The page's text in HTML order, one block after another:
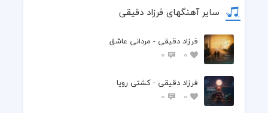
سایر آهنگهای فرزاد دقیقی
فرزاد دقیقی - مردانی عاشق
0
0
فرزاد دقیقی - کشتی رویا
0
0